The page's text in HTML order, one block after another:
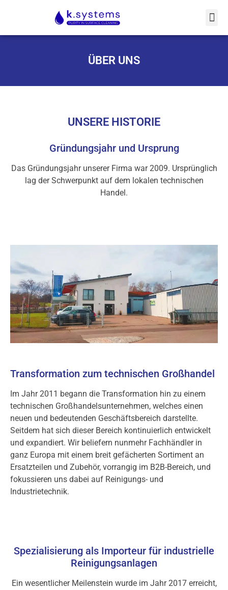
ÜBER UNS
UNSERE HISTORIE
Gründungsjahr und Ursprung
Das Gründungsjahr unserer Firma war 2009. Ursprünglich
lag der Schwerpunkt auf dem lokalen technischen
Handel.
Transformation zum technischen Großhandel
Im Jahr 2011 begann die Transformation hin zu einem
technischen Großhandelsunternehmen, welches einen
neuen und bedeutenden Geschäftsbereich darstellte.
Seitdem hat sich dieser Bereich kontinuierlich entwickelt
und expandiert. Wir beliefern nunmehr Fachhändler in
ganz Europa mit einem breit gefächerten Sortiment an
Ersatzteilen und Zubehör, vorrangig im B2B-Bereich, und
fokussieren uns dabei auf Reinigungs- und
Industrietechnik.
Spezialisierung als Importeur für industrielle
Reinigungsanlagen
Ein wesentlicher Meilenstein wurde im Jahr 2017 erreicht,